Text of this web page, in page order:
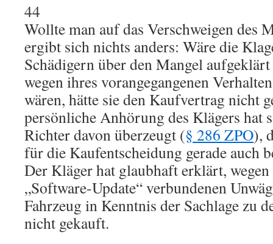
44
Wollte man auf das Verschweigen des
ergibt sich nichts anders: Wäre die
Schädigern über den Mangel
wegen ihres vorangegangenen
wären, hätte sie den Kaufvertrag nicht
persönliche Anhörung des Klägers hat
Richter davon überzeugt (§ 286 ZPO),
für die Kaufentscheidung gerade auch
Der Kläger hat glaubhaft erklärt,
„Software-Update“ verbundenen
Fahrzeug in Kenntnis der Sachlage zu
nicht gekauft.